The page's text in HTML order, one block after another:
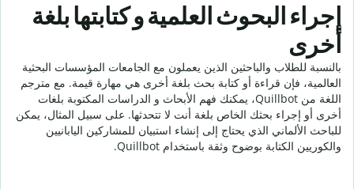
إجراء البحوث العلمية و كتابتها بلغة
أخرى
بالنسبة للطلاب والباحثين الذين يعملون مع الجامعات المؤسسات البحثية
العالمية، فإن قراءة أو كتابة بحث بلغة أخرى هي مهارة قيمة. مع مترجم
اللغة من Quillbot، يمكنك فهم الأبحاث و الدراسات المكتوبة بلغات
أخرى أو إجراء بحثك الخاص بلغة أنت لا تتحدثها. على سبيل المثال، يمكن
للباحث الألماني الذي يحتاج إلى إنشاء استبيان للمشاركين اليابانيين
والكوريين الكتابة بوضوح وثقة باستخدام Quillbot.